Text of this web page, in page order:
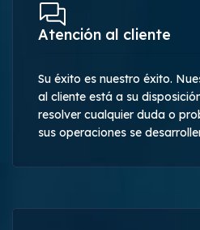
Atención al cliente
Su éxito es nuestro éxito.
al cliente está a su
resolver cualquier duda o
sus operaciones se